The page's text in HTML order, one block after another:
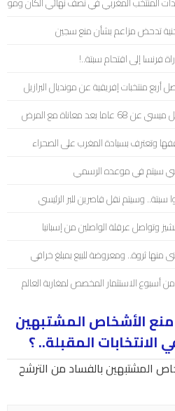
تدحض مزاعم بشأن منع سجين
فرنسا إلى اقتحام سبتة..!
بعد معاناة مع المرض
وتعترف بسيادة المغرب على الصحراء
سیتم في موعده الرسمي
وتواصل عرقلة الواصلين من إسبانيا
منها ثروة.. ومعروضة للبيع بمبلغ خرافي
الاستثمار المخصص لمغاربة العالم
الأشخاص المشتبهين
المقبلة.. ؟
المشتبهين بالفساد من الترشح